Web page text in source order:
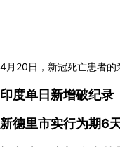
4月20日，新冠死亡患者的
印度单日新增破纪录
新德里市实行为期6